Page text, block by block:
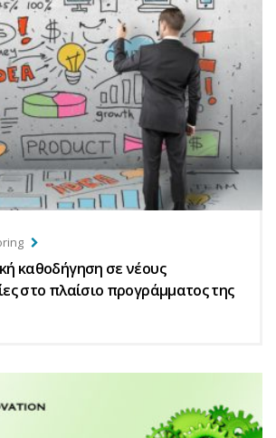
καθοδήγηση σε νέους
στο πλαίσιο προγράμματος της